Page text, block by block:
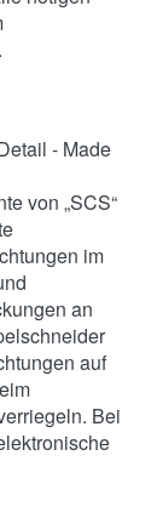
- Made
von „SCS“
im
an
auf
Bei